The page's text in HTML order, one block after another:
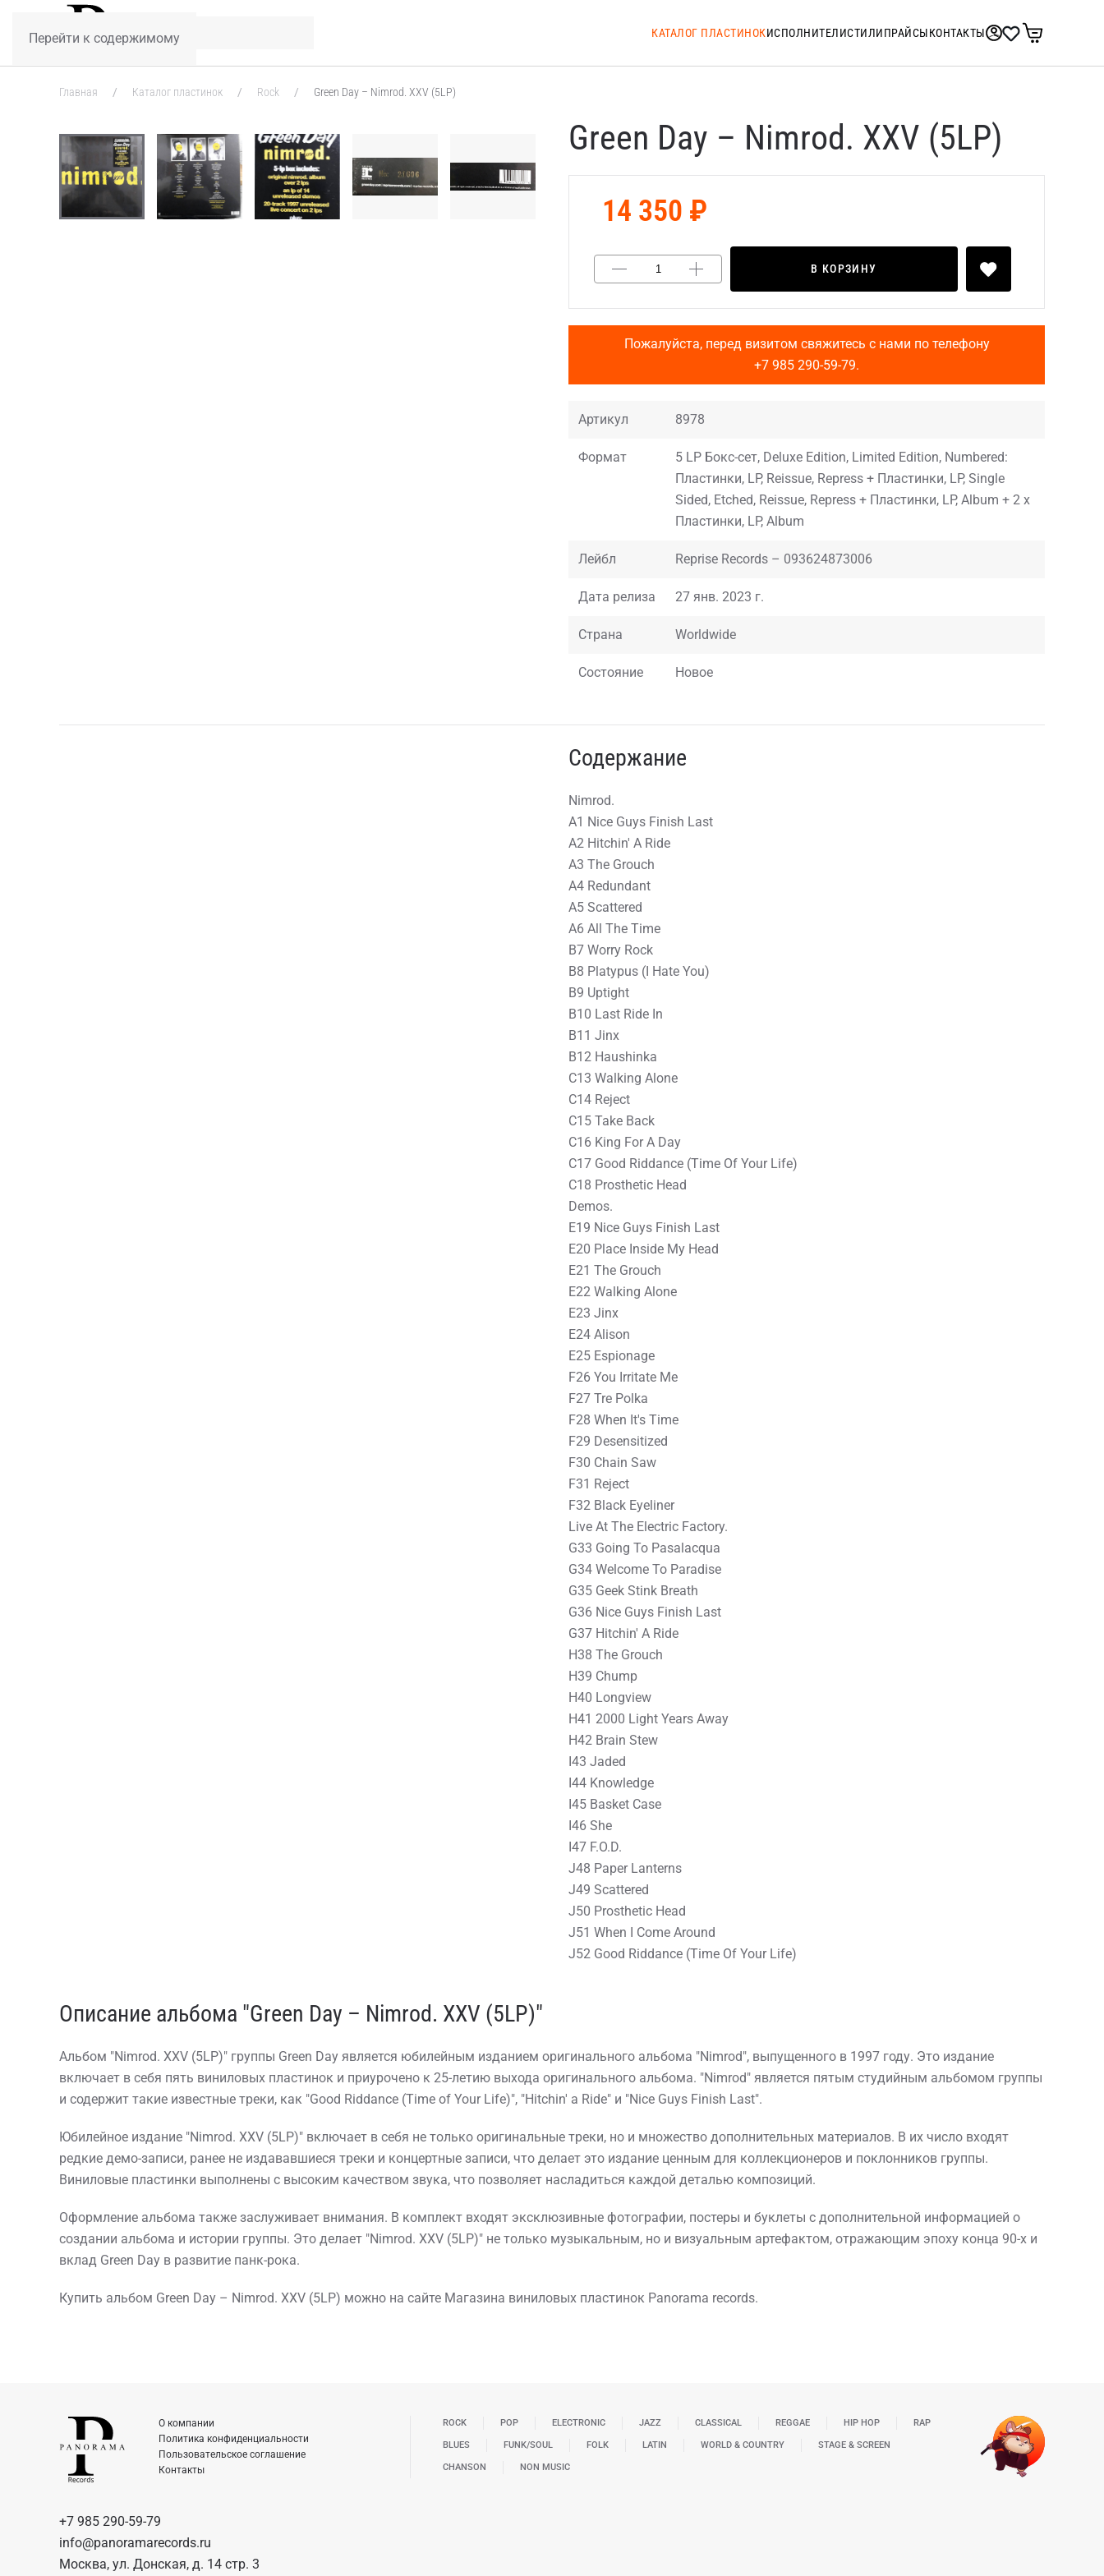
Перейти к содержимому КАТАЛОГ ПЛАСТИНОКИСПОЛНИТЕЛИСТИЛИПРАЙСЫКОНТАКТЫ
Главная Каталог пластинок Rock Green Day – Nimrod. XXV (5LP)
Green Day – Nimrod. XXV (5LP)
14 350 ₽
В КОРЗИНУ
Пожалуйста, перед визитом свяжитесь с нами по телефону
+7 985 290-59-79.
Артикул 8978
Формат
5 LP Бокс-сет, Deluxe Edition, Limited Edition, Numbered:
Пластинки, LP, Reissue, Repress + Пластинки, LP, Single
Sided, Etched, Reissue, Repress + Пластинки, LP, Album + 2 x
Пластинки, LP, Album
Лейбл Reprise Records – 093624873006
Дата релиза 27 янв. 2023 г.
Страна Worldwide
Состояние Новое
Содержание
Nimrod.
A1 Nice Guys Finish Last
A2 Hitchin' A Ride
A3 The Grouch
A4 Redundant
A5 Scattered
A6 All The Time
B7 Worry Rock
B8 Platypus (I Hate You)
B9 Uptight
B10 Last Ride In
B11 Jinx
B12 Haushinka
C13 Walking Alone
C14 Reject
C15 Take Back
C16 King For A Day
C17 Good Riddance (Time Of Your Life)
C18 Prosthetic Head
Demos.
E19 Nice Guys Finish Last
E20 Place Inside My Head
E21 The Grouch
E22 Walking Alone
E23 Jinx
E24 Alison
E25 Espionage
F26 You Irritate Me
F27 Tre Polka
F28 When It's Time
F29 Desensitized
F30 Chain Saw
F31 Reject
F32 Black Eyeliner
Live At The Electric Factory.
G33 Going To Pasalacqua
G34 Welcome To Paradise
G35 Geek Stink Breath
G36 Nice Guys Finish Last
G37 Hitchin' A Ride
H38 The Grouch
H39 Chump
H40 Longview
H41 2000 Light Years Away
H42 Brain Stew
I43 Jaded
I44 Knowledge
I45 Basket Case
I46 She
I47 F.O.D.
J48 Paper Lanterns
J49 Scattered
J50 Prosthetic Head
J51 When I Come Around
J52 Good Riddance (Time Of Your Life)
Описание альбома "Green Day – Nimrod. XXV (5LP)"
Альбом "Nimrod. XXV (5LP)" группы Green Day является юбилейным изданием оригинального альбома "Nimrod", выпущенного в 1997 году. Это издание
включает в себя пять виниловых пластинок и приурочено к 25-летию выхода оригинального альбома. "Nimrod" является пятым студийным альбомом группы
и содержит такие известные треки, как "Good Riddance (Time of Your Life)", "Hitchin' a Ride" и "Nice Guys Finish Last".
Юбилейное издание "Nimrod. XXV (5LP)" включает в себя не только оригинальные треки, но и множество дополнительных материалов. В их число входят
редкие демо-записи, ранее не издававшиеся треки и концертные записи, что делает это издание ценным для коллекционеров и поклонников группы.
Виниловые пластинки выполнены с высоким качеством звука, что позволяет насладиться каждой деталью композиций.
Оформление альбома также заслуживает внимания. В комплект входят эксклюзивные фотографии, постеры и буклеты с дополнительной информацией о
создании альбома и истории группы. Это делает "Nimrod. XXV (5LP)" не только музыкальным, но и визуальным артефактом, отражающим эпоху конца 90-х и
вклад Green Day в развитие панк-рока.
Купить альбом Green Day – Nimrod. XXV (5LP) можно на сайте Магазина виниловых пластинок Panorama records.
О компании
Политика конфиденциальности
Пользовательское соглашение
Контакты
ROCK POP ELECTRONIC JAZZ CLASSICAL REGGAE HIP HOP RAP
BLUES FUNK/SOUL FOLK LATIN WORLD & COUNTRY STAGE & SCREEN
CHANSON NON MUSIC
+7 985 290-59-79
info@panoramarecords.ru
Москва, ул. Донская, д. 14 стр. 3